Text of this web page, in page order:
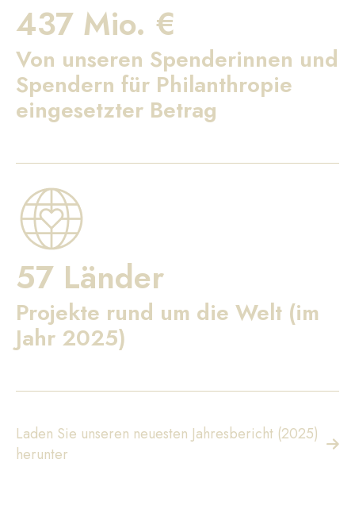
437 Mio. €
Von unseren Spenderinnen und
Spendern für Philanthropie
eingesetzter Betrag
57 Länder
Projekte rund um die Welt (im
Jahr 2025)
Laden Sie unseren neuesten Jahresbericht (2025)
herunter